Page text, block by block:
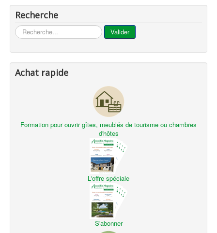
Recherche
... Valider
Achat rapide
Formation pour ouvrir gîtes, meublés de tourisme ou chambres
d'hôtes
L'offre spéciale
S'abonner